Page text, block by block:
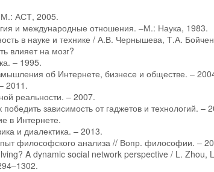
АСТ, 2005.
и международные отношения. –М.: Наука, 1983.
в науке и технике / А.В. Чернышева, Т.А.
влияет на мозг?
– 1995.
об Интернете, бизнесе и обществе. –
2011.
реальности. – 2007.
зависимость от гаджетов и технологий. –
в Интернете.
и диалектика. – 2013.
философского анализа // Вопр. философии. –
A dynamic social network perspective / L. Zhou,